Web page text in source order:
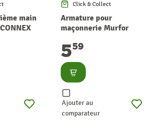
main
Click & Collect
Armature pour
maçonnerie Murfor
559
Consulter
Ajouter au
comparateur